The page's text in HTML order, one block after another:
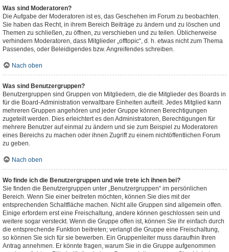
Was sind Moderatoren?
Die Aufgabe der Moderatoren ist es, das Geschehen im Forum zu beobachten.
Sie haben das Recht, in ihrem Bereich Beiträge zu ändern und zu löschen und
Themen zu schließen, zu öffnen, zu verschieben und zu teilen. Üblicherweise
verhindern Moderatoren, dass Mitglieder „offtopic“, d. h. etwas nicht zum Thema
Passendes, oder Beleidigendes bzw. Angreifendes schreiben.
Nach oben
Was sind Benutzergruppen?
Benutzergruppen sind Gruppen von Mitgliedern, die die Mitglieder des Boards in
für die Board-Administration verwaltbare Einheiten aufteilt. Jedes Mitglied kann
mehreren Gruppen angehören und jeder Gruppe können Berechtigungen
zugeteilt werden. Dies erleichtert es den Administratoren, Berechtigungen für
mehrere Benutzer auf einmal zu ändern und sie zum Beispiel zu Moderatoren
eines Bereichs zu machen oder ihnen Zugriff zu einem nichtöffentlichen Forum
zu geben.
Nach oben
Wo finde ich die Benutzergruppen und wie trete ich ihnen bei?
Sie finden die Benutzergruppen unter „Benutzergruppen“ im persönlichen
Bereich. Wenn Sie einer beitreten möchten, können Sie dies mit der
entsprechenden Schaltfläche machen. Nicht alle Gruppen sind allgemein offen.
Einige erfordern erst eine Freischaltung, andere können geschlossen sein und
weitere sogar versteckt. Wenn die Gruppe offen ist, können Sie ihr einfach durch
die entsprechende Funktion beitreten; verlangt die Gruppe eine Freischaltung,
so können Sie sich für sie bewerben. Ein Gruppenleiter muss daraufhin Ihren
Antrag annehmen. Er könnte fragen, warum Sie in die Gruppe aufgenommen